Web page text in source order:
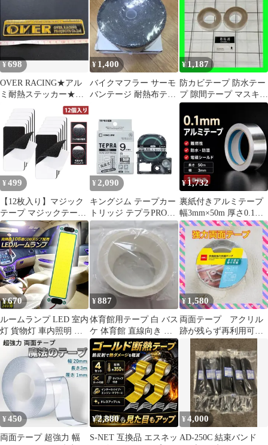
バー 母の日 父の日 プ
レゼント
¥698
OVER RACING★アル
ミ耐熱ステッカー★１
４×３ｃｍ★両面テープ
¥ 1,400
バイクマフラー サーモ
バンテージ 耐熱布テー
¥1,187
防カビテープ 防水テー
プ 隙間テープ マスキン
グテープ 台所コーナー
テープ
¥ 499
【12枚入り】マジック
テープ マジックテープ
両面テープ付き マジッ
クテープ 布用 強力マジ
ックテープ 無痕 強力マ
ジックテープ 丸角スク
エア型 耐熱 耐久 家具
固定 装飾用 家具 カー
テン 手作り作品
¥ 2,090
キングジム テープカー
トリッジ テプラPRO
SN9K 耐熱ラベル 9mm
白 0
¥1,732
裏紙付きアルミテープ
幅3mm×50m 厚さ0.1mm
強粘着 防水 耐熱 難
¥670
ルームランプ LED 室内
灯 貨物灯 車内照明 汎
用 小型車 キャンパー
トラック 12V 24V マー
カーランプ キャンピン
グカー テントライト 作
業車用 COB素子 PCカ
バー 電源スイッチ付き
ネジ 両面テープ付き カ
バーなし
¥887
体育館用テープ 白 バス
ケ 体育館 直線向き 耐
熱 粘着 50m
¥ 1,580
両面テープ アクリル
跡が残らず再利用可能
滑り止め
¥450
両面テープ 超強力 幅
¥2,880
S-NET 互換品 エスネッ
¥4,000
AD-250C 結束バンド